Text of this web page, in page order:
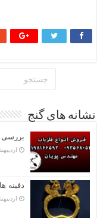
نشانه های گنج
بررسی
اردیبهشت
دفینه
اردیبهشت